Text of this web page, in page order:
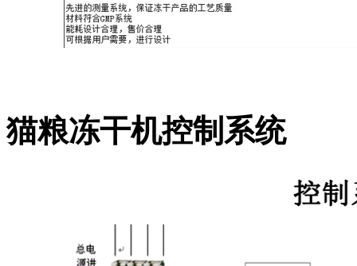
猫粮冻干机控制系统